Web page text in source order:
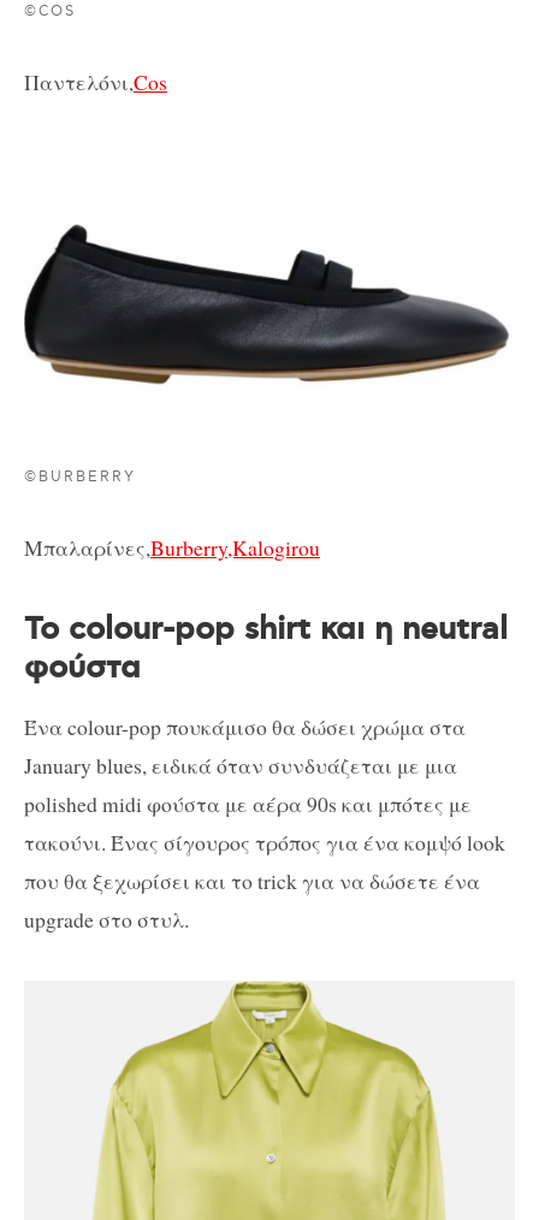
©COS
Παντελόνι,Cos
©BURBERRY
Μπαλαρίνες,Burberry,Kalogirou
Το colour-pop shirt και η neutral
φούστα
Ένα colour-pop πουκάμισο θα δώσει χρώμα στα
January blues, ειδικά όταν συνδυάζεται με μια
polished midi φούστα με αέρα 90s και μπότες με
τακούνι. Ένας σίγουρος τρόπος για ένα κομψό look
που θα ξεχωρίσει και το trick για να δώσετε ένα
upgrade στο στυλ.